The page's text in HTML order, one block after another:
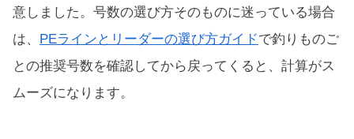
意しました。号数の選び方そのものに迷っている場合
は、 PEラインとリーダーの選び方ガイドで釣りものご
との推奨号数を確認してから戻ってくると、計算がス
ムーズになります。